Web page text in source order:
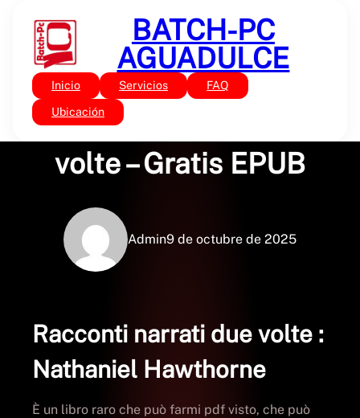
contenido
BATCH-PC
AGUADULCE
Inicio Servicios FAQ
Ubicación
Sin categoría
Racconti narrati due
volte – Gratis EPUB
Admin9 de octubre de 2025
Racconti narrati due volte :
Nathaniel Hawthorne
È un libro raro che può farmi pdf visto, che può